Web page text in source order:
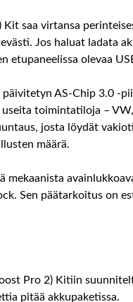
Kit saa virtansa
Jos haluat ladata
etupaneelissa olevaa
AS-Chip 3.0 -
toimintatiloja –
josta löydät
määrä.
mekaanista
Sen päätarkoitus on
Pro 2) Kitiin
pitää akkupaketissa.